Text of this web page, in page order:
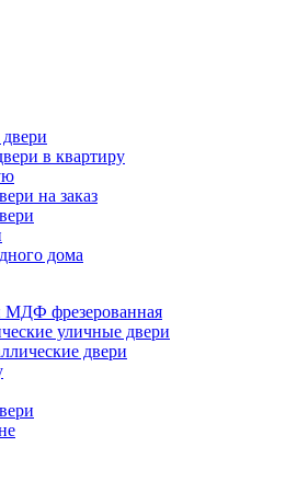
в квартиру
на заказ
дома
МДФ фрезерованная
уличные двери
двери